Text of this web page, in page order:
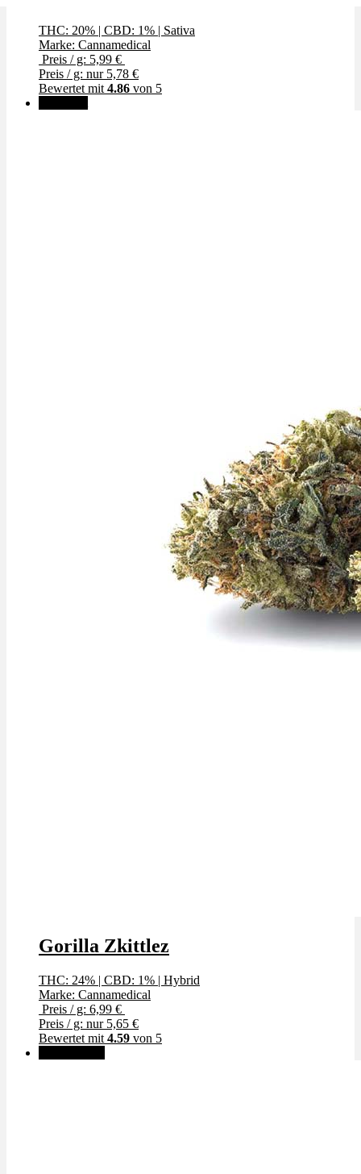
THC: 20% | CBD: 1% | Sativa
Marke: Cannamedical
Preis / g: 5,99 €
Preis / g: nur 5,78 €
Bewertet mit 4.86 von 5
Gorilla Zkittlez
THC: 24% | CBD: 1% | Hybrid
Marke: Cannamedical
Preis / g: 6,99 €
Preis / g: nur 5,65 €
Bewertet mit 4.59 von 5